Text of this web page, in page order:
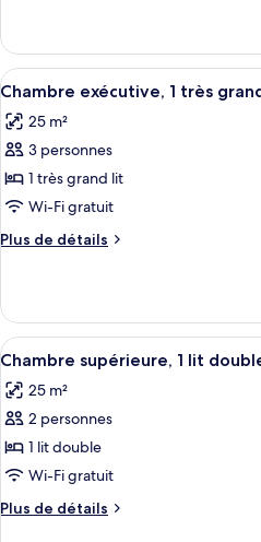
Suite
exécutive,
1
très
grand
lit
(Junior)
Suite
exécutive,
1
grand
lit
Afficher
toutes
les
photos
pour
ce
type
de
Chambre
exécutive,
1
très
grand
lit
4
Chambre exécutive, 1 très
25 m²
3 personnes
1 très grand lit
Wi-Fi gratuit
Plus de détails
Plus
Chambre
exécutive,
1
grand
lit
Afficher
toutes
les
photos
pour
ce
type
de
4
Chambre supérieure, 1 lit
25 m²
2 personnes
1 lit double
Wi-Fi gratuit
Plus de détails
Plus